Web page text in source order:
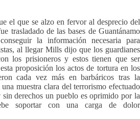
el que se alzo en fervor al desprecio del
trasladado de las bases de Guantánamo
la información necesaria para
al llegar Mills dijo que los guardianes
los prisioneros y estos tienen que ser
proposición los actos de tortura en los
cada vez más en barbáricos tras la
muestra clara del terrorismo efectuado
derechos un pueblo es oprimido por la
soportar con una carga de dolor